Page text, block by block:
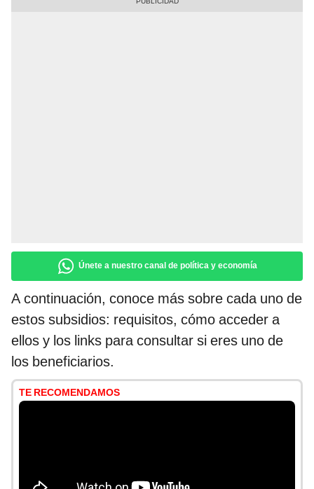
Únete a nuestro canal de política y economía
A continuación, conoce más sobre cada uno de
estos subsidios: requisitos, cómo acceder a
ellos y los links para consultar si eres uno de
los beneficiarios.
TE RECOMENDAMOS